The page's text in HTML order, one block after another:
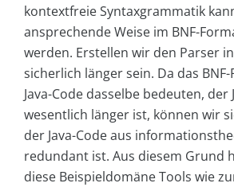
kontextfreie Syntaxgrammatik
ansprechende Weise im BNF-
werden. Erstellen wir den Parser
sicherlich länger sein. Da das
Java-Code dasselbe bedeuten, der
wesentlich länger ist, können wir
der Java-Code aus
redundant ist. Aus diesem Grund
diese Beispieldomäne Tools wie